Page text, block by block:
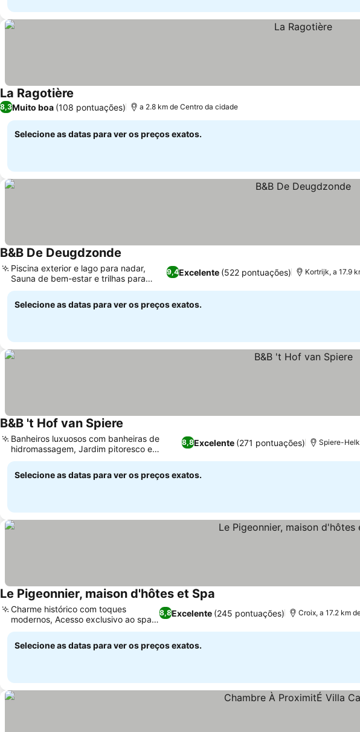
La Ragotière
8,3Muito boa (108 pontuações) a 2.8 km de Centro da cidade
Selecione as datas para ver os preços exatos.
B&B De Deugdzonde
9,4Excelente (522 pontuações)
Piscina exterior e lago para nadar,
Sauna de bem-estar e trilhas para
caminhada
Kortrijk, a 17.9
Selecione as datas para ver os preços exatos.
B&B 't Hof van Spiere
8,8Excelente (271 pontuações)
Banheiros luxuosos com banheiras de
hidromassagem, Jardim pitoresco e
terraço ao ar livre
Spiere-
Selecione as datas para ver os preços exatos.
Le Pigeonnier, maison d'hôtes et Spa
8,8Excelente (245 pontuações)
Charme histórico com toques
modernos, Acesso exclusivo ao spa
privativo
Croix, a 17.2 km
Selecione as datas para ver os preços exatos.